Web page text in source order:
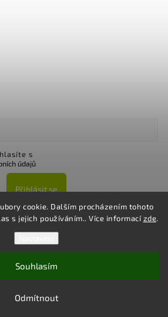
cookie. Dalším procházením tohoto
s jejich používáním.. Více informacízde.
Odmítnout
Souhlasím
s
údajů
Přihlásit se
Shoptet| Design